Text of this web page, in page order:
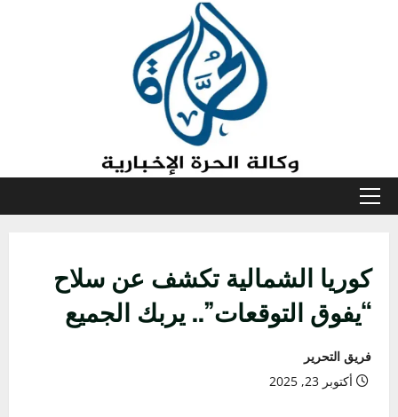
القائمة
كوريا الشمالية تكشف عن سلاح
“يفوق التوقعات”.. يربك الجميع
فريق التحرير
أكتوبر 23, 2025